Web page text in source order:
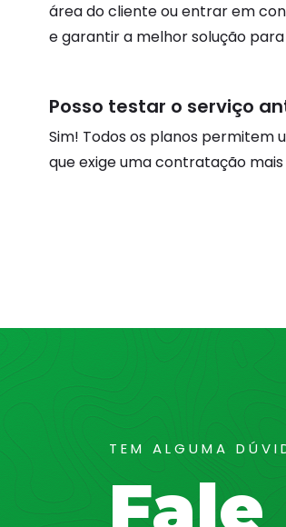
área do cliente ou entrar em
e garantir a melhor solução para
Posso testar o serviço
Sim! Todos os planos permitem
que exige uma contratação
TEM ALGUMA